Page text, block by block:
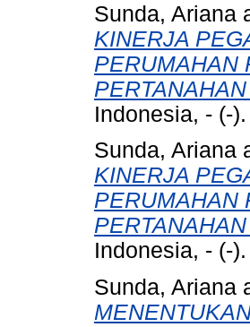
Sunda, Ariana
KINERJA
PERUMAHAN
Indonesia, - (-
Sunda, Ariana
KINERJA
PERUMAHAN
Indonesia, - (-
Sunda, Ariana